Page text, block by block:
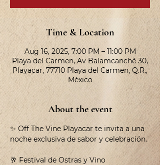
Time & Location
Aug 16, 2025, 7:00 PM – 11:00 PM
Playa del Carmen, Av Balamcanché 30,
Playacar, 77710 Playa del Carmen, Q.R.,
México
About the event
✨ Off The Vine Playacar te invita a una
noche exclusiva de sabor y celebración.
🥂 Festival de Ostras y Vino